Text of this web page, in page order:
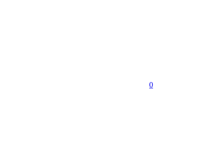
0